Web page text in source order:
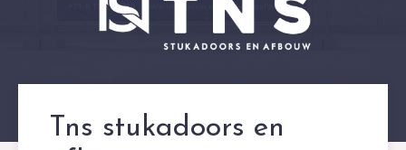
Tns stukadoors en